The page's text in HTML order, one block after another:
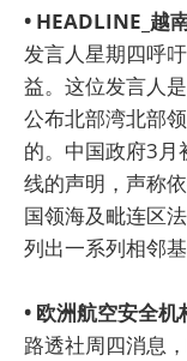
• HEADLINE_越
发言人星期四呼
益。这位发言人
公布北部湾北部
的。中国政府3月
线的声明，声称
国领海及毗连区
列出一系列相邻
• 欧洲航空安全
路透社周四消息